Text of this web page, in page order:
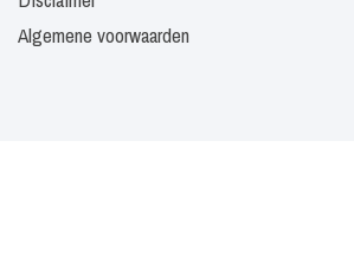
Algemene voorwaarden